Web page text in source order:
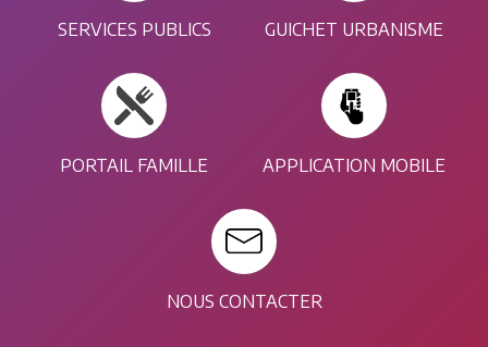
SERVICES PUBLICS GUICHET URBANISME
PORTAIL FAMILLE APPLICATION MOBILE
NOUS CONTACTER